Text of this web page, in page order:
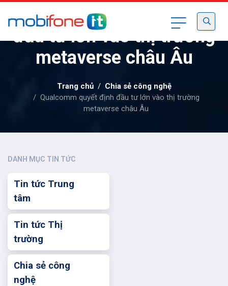
Qualcomm quyết định
đầu tư lớn vào thị trường
metaverse châu Âu
Trang chủ
Chia sẻ công nghệ
Qualcomm quyết định đầu tư lớn vào thị trường
metaverse châu Âu
DANH MỤC TIN TỨC
Tin tức Trung
tâm
Tin tức Thị
trường
Chia sẻ công
nghệ